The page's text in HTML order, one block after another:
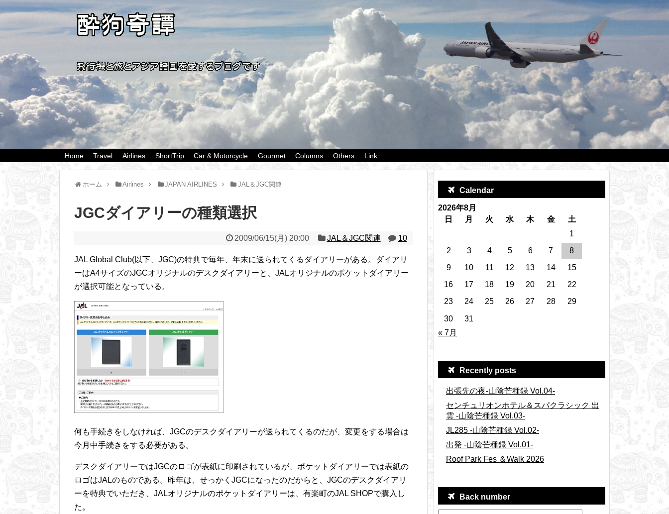
Home Travel Airlines ShortTrip Car & Motorcycle Gourmet Columns Others Link
ホーム Airlines JAPAN AIRLINES JAL＆JGC関連
JGCダイアリーの種類選択
2009/06/15(月) 20:00 JAL＆JGC関連 10
JAL Global Club(以下、JGC)の特典で毎年、年末に送られてくるダイアリーがある。ダイアリ
ーはA4サイズのJGCオリジナルのデスクダイアリーと、JALオリジナルのポケットダイアリー
が選択可能となっている。
何も手続きをしなければ、JGCのデスクダイアリーが送られてくるのだが、変更をする場合は
今月中手続きをする必要がある。
デスクダイアリーではJGCのロゴが表紙に印刷されているが、ポケットダイアリーでは表紙の
ロゴはJALのものである。昨年は、せっかくJGCになったのだからと、JGCのデスクダイアリ
ーを特典でいただき、JALオリジナルのポケットダイアリーは、有楽町のJAL SHOPで購入し
た。
Calendar
2026年8月
日
月 火 水 木 金
土
1
2
3 4 5 6 7
8
9
10 11 12 13 14
15
16
17 18 19 20 21
22
23
24 25 26 27 28 29
30
31
« 7月
Recently posts
出張先の夜-山陰芒種録 Vol.04-
センチュリオンホテル＆スパクラシック 出
雲 -山陰芒種録 Vol.03-
JL285 -山陰芒種録 Vol.02-
出発 -山陰芒種録 Vol.01-
Roof Park Fes ＆Walk 2026
Back number